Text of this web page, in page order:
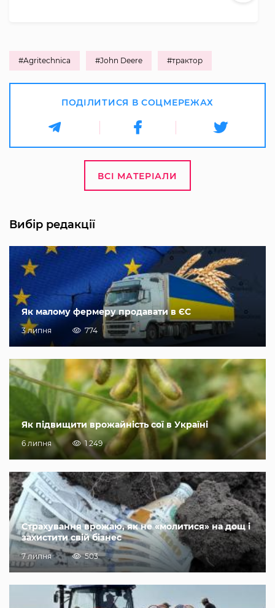
#Agritechnica #John Deere #трактор
ПОДІЛИТИСЯ В СОЦМЕРЕЖАХ
ВСІ МАТЕРІАЛИ
Вибір редакції
Як малому фермеру продавати в ЄС
3 липня 774
Як підвищити врожайність сої в Україні
6 липня 1 249
Страхування врожаю, як не «молитися» на дощ і
захистити свій бізнес
7 липня 503